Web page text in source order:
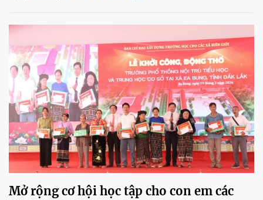
Mở rộng cơ hội học tập cho con em các